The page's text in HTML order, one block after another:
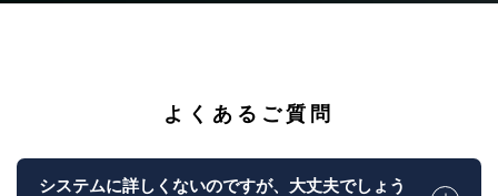
よくあるご質問
システムに詳しくないのですが、大丈夫でしょう